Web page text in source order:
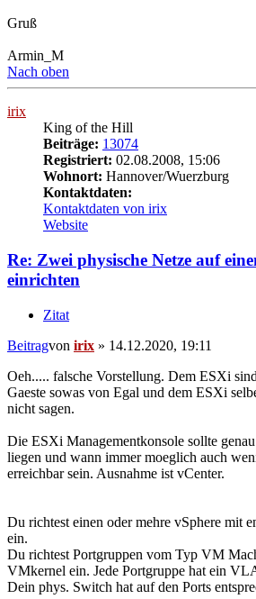
Gruß
Armin_M
Nach oben
irix
King of the Hill
Beiträge: 13074
Registriert: 02.08.2008, 15:06
Wohnort: Hannover/Wuerzburg
Kontaktdaten:
Kontaktdaten von irix
Website
Re: Zwei physische Netze auf
einrichten
Zitat
Beitragvon irix » 14.12.2020, 19:11
Oeh..... falsche Vorstellung. Dem ESXi
Gaeste sowas von Egal und dem ESXi
nicht sagen.
Die ESXi Managementkonsole sollte
liegen und wann immer moeglich auch
erreichbar sein. Ausnahme ist vCenter.
Du richtest einen oder mehre vSphere mit
ein.
Du richtest Portgruppen vom Typ VM
VMkernel ein. Jede Portgruppe hat ein
Dein phys. Switch hat auf den Ports